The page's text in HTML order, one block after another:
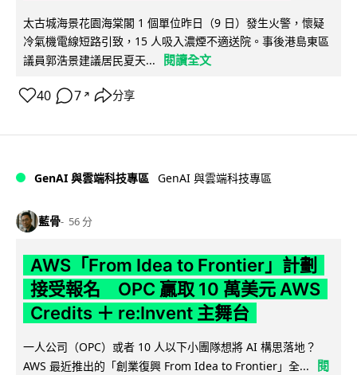
太古城海景花園海棠閣 1 個單位昨日（9 日）發生火警，懷疑
冷氣機電線短路引致，15 人吸入濃煙不適送院。事後港島東區
議員郭浩景建議居民夏天...
閱讀全文
40 7 ↗ 分享
GenAI 與雲端科技專區 GenAI 與雲端科技專區
藍骨 56 分
AWS「From Idea to Frontier」計劃
接受報名 OPC 贏取 10 萬美元 AWS
Credits ＋ re:Invent 主舞台
一人公司（OPC）或者 10 人以下小團隊想將 AI 構思落地？
AWS 最近推出的「創業復興 From Idea to Frontier」全...
閱